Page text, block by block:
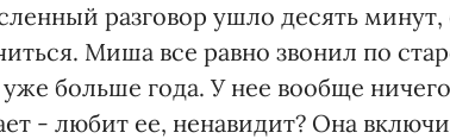
разговор ушло десять минут,
Миша все равно звонил по
уже больше года. У нее вообще
- любит ее, ненавидит? Она